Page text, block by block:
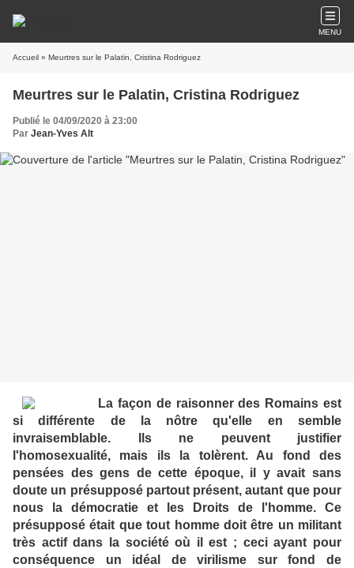
MENU
Accueil » Meurtres sur le Palatin, Cristina Rodriguez
Meurtres sur le Palatin, Cristina Rodriguez
Publié le 04/09/2020 à 23:00
Par Jean-Yves Alt
La façon de raisonner des Romains est
si différente de la nôtre qu'elle en semble
invraisemblable. Ils ne peuvent justifier
l'homosexualité, mais ils la tolèrent. Au fond des
pensées des gens de cette époque, il y avait sans
doute un présupposé partout présent, autant que pour
nous la démocratie et les Droits de l'homme. Ce
présupposé était que tout homme doit être un militant
très actif dans la société où il est ; ceci ayant pour
conséquence un idéal de virilisme sur fond de